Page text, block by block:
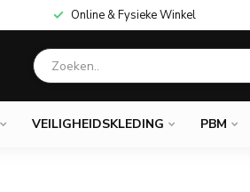
Online & Fysieke Winkel
VEILIGHEIDSKLEDING PBM